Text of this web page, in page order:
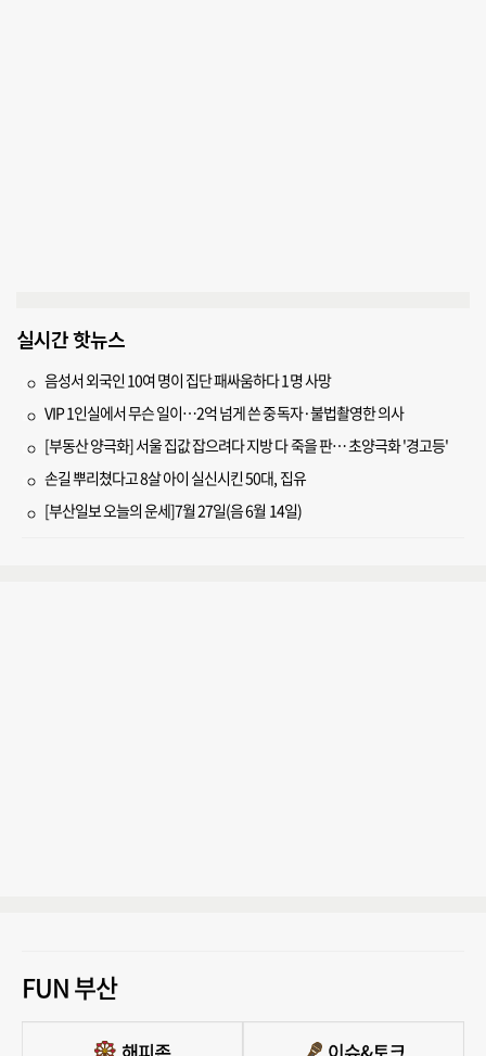
실시간 핫뉴스
음성서 외국인 10여 명이 집단 패싸움하다 1명 사망
VIP 1인실에서 무슨 일이…2억 넘게 쓴 중독자·불법촬영한 의사
[부동산 양극화] 서울 집값 잡으려다 지방 다 죽을 판… 초양극화 '경고등'
손길 뿌리쳤다고 8살 아이 실신시킨 50대, 집유
[부산일보 오늘의 운세]7월 27일(음 6월 14일)
FUN 부산